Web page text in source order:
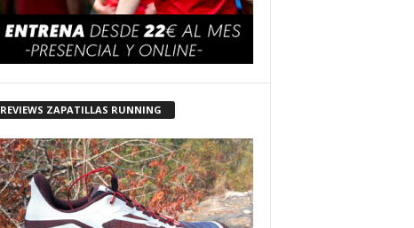
REVIEWS ZAPATILLAS RUNNING